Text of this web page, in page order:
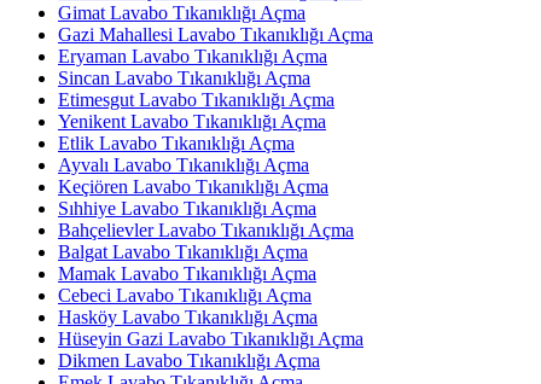
Gimat Lavabo Tıkanıklığı Açma
Gazi Mahallesi Lavabo Tıkanıklığı Açma
Eryaman Lavabo Tıkanıklığı Açma
Sincan Lavabo Tıkanıklığı Açma
Etimesgut Lavabo Tıkanıklığı Açma
Yenikent Lavabo Tıkanıklığı Açma
Etlik Lavabo Tıkanıklığı Açma
Ayvalı Lavabo Tıkanıklığı Açma
Keçiören Lavabo Tıkanıklığı Açma
Sıhhiye Lavabo Tıkanıklığı Açma
Bahçelievler Lavabo Tıkanıklığı Açma
Balgat Lavabo Tıkanıklığı Açma
Mamak Lavabo Tıkanıklığı Açma
Cebeci Lavabo Tıkanıklığı Açma
Hasköy Lavabo Tıkanıklığı Açma
Hüseyin Gazi Lavabo Tıkanıklığı Açma
Dikmen Lavabo Tıkanıklığı Açma